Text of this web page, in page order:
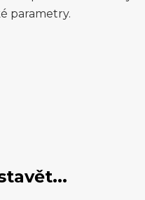
parametry.